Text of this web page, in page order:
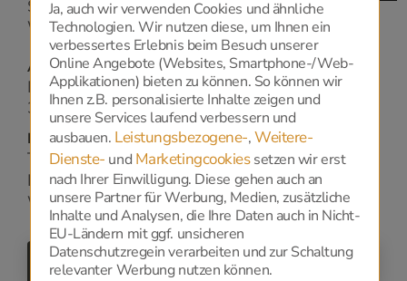
Steinen oder am sonnigen Wald- und
Wiesenrand.
Adresse
Mitterau 6
3385 - Prinzersdorf
Kontakt
Tel.:+43 664 9697341
E-Mail: office@ruhewaldhohenegg.at
Web:www.ruhewaldhohenegg.at
ZURÜCK
Ja, auch wir verwenden Cookies und ähnliche
Technologien. Wir nutzen diese, um Ihnen ein
verbessertes Erlebnis beim Besuch unserer
Online Angebote (Websites, Smartphone-/Web-
Applikationen) bieten zu können. So können wir
Ihnen z.B. personalisierte Inhalte zeigen und
unsere Services laufend verbessern und
ausbauen. Leistungsbezogene-,Weitere-
Dienste- und Marketingcookiessetzen wir erst
nach Ihrer Einwilligung. Diese gehen auch an
unsere Partner für Werbung, Medien, zusätzliche
Inhalte und Analysen, die Ihre Daten auch in Nicht-
EU-Ländern mit ggf. unsicheren
Datenschutzregein verarbeiten und zur Schaltung
relevanter Werbung nutzen können.